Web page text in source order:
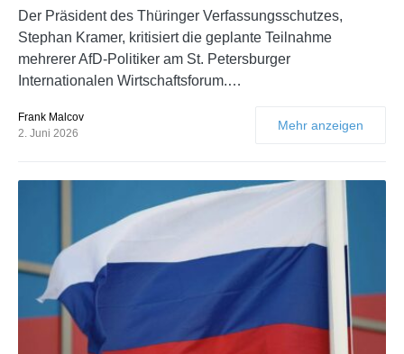
Der Präsident des Thüringer Verfassungsschutzes,
Stephan Kramer, kritisiert die geplante Teilnahme
mehrerer AfD-Politiker am St. Petersburger
Internationalen Wirtschaftsforum.…
Frank Malcov
2. Juni 2026
Mehr anzeigen